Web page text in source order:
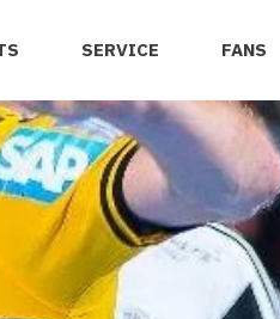
SERVICE FANS